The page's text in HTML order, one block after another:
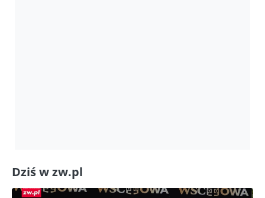
Dziś w zw.pl